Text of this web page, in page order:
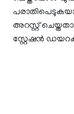
അറസ്റ്റ്
സ്റ്റേഷന്‍